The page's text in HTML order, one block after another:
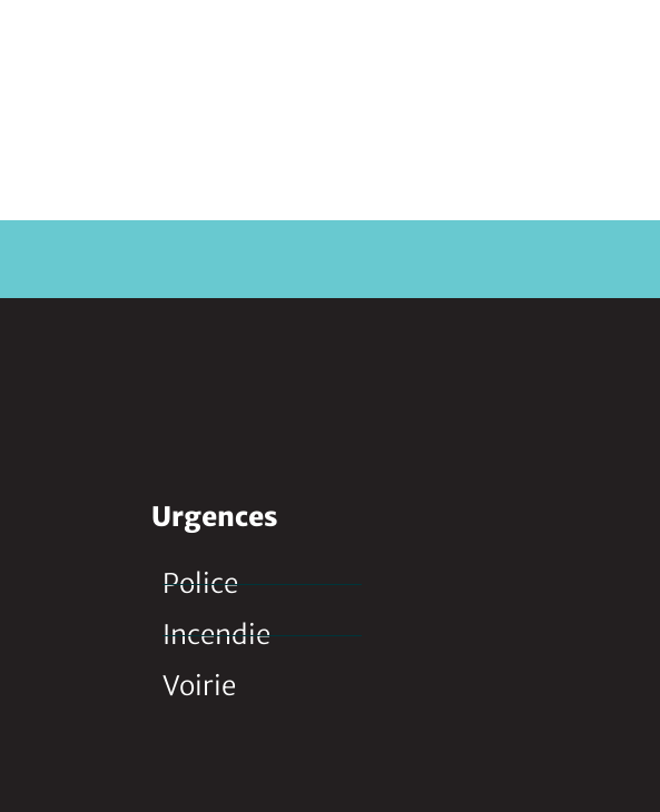
Urgences
Police
Incendie
Voirie